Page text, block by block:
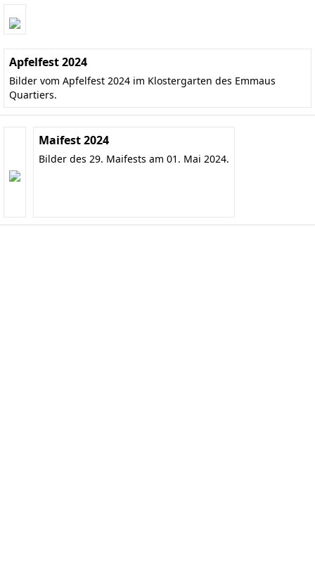
Apfelfest 2024
Bilder vom Apfelfest 2024 im Klostergarten des Emmaus
Quartiers.
Maifest 2024
Bilder des 29. Maifests am 01. Mai 2024.